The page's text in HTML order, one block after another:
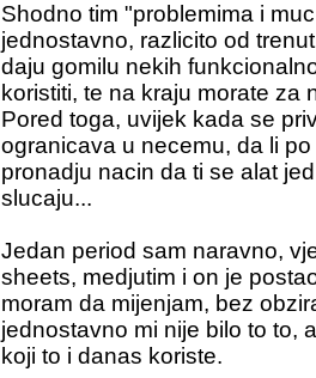
Shodno tim "problemima i
jednostavno, razlicito od
daju gomilu nekih
koristiti, te na kraju morate za
Pored toga, uvijek kada se
ogranicava u necemu, da li
pronadju nacin da ti se alat
slucaju...
Jedan period sam naravno,
sheets, medjutim i on je
moram da mijenjam, bez
jednostavno mi nije bilo to to,
koji to i danas koriste.